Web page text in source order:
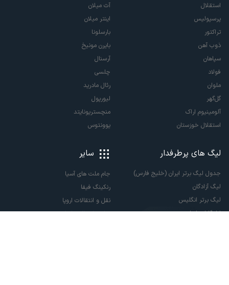
استقلال
پرسپولیس
تراکتور
ذوب آهن
سپاهان
فولاد
ملوان
گل‌گهر
آلومینیوم اراک
استقلال خوزستان
آث میلان
اینتر میلان
بارسلونا
بایرن مونیخ
آرسنال
چلسی
رئال مادرید
لیورپول
منچستریونایتد
یوونتوس
لیگ های پرطرفدار
جدول لیگ برتر ایران (خلیج فارس)
لیگ آزادگان
لیگ برتر انگلیس
لالیگا اسپانیا
سایر
جام ملت های آسیا
رنکینگ فیفا
نقل و انتقالات اروپا
نقل و انتقالات ایران